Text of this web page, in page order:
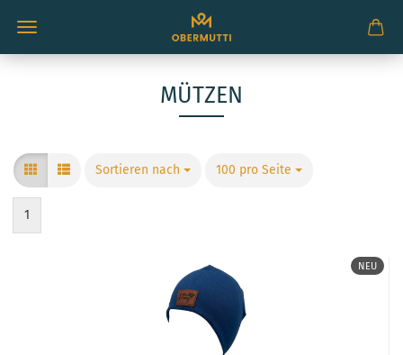
MÜTZEN
Sortieren nach
Sortieren nach 100 pro Seite
pro Seite
1
NEU